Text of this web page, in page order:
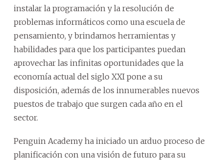
instalar la programación y la resolución de
problemas informáticos como una escuela de
pensamiento, y brindamos herramientas y
habilidades para que los participantes puedan
aprovechar las infinitas oportunidades que la
economía actual del siglo XXI pone a su
disposición, además de los innumerables nuevos
puestos de trabajo que surgen cada año en el
sector.
Penguin Academy ha iniciado un arduo proceso de
planificación con una visión de futuro para su